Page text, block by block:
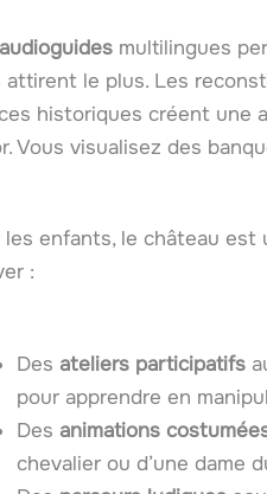
audioguides multilingues
attirent le plus. Les
historiques créent une
Vous visualisez des
les enfants, le château est
:
Des ateliers participatifs
pour apprendre en
Des animations
chevalier ou d’une dame